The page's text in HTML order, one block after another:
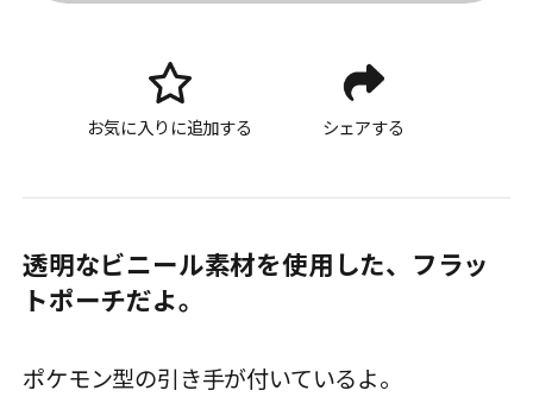
お気に入りに追加する シェアする
透明なビニール素材を使用した、フラッ
トポーチだよ。
ポケモン型の引き手が付いているよ。